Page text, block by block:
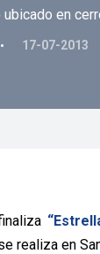
en
17-07-2013
realiza en